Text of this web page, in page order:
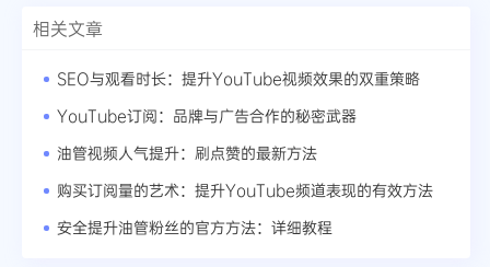
相关文章
SEO与观看时长：提升YouTube视频效果的双重策略
YouTube订阅：品牌与广告合作的秘密武器
油管视频人气提升：刷点赞的最新方法
购买订阅量的艺术：提升YouTube频道表现的有效方法
安全提升油管粉丝的官方方法：详细教程